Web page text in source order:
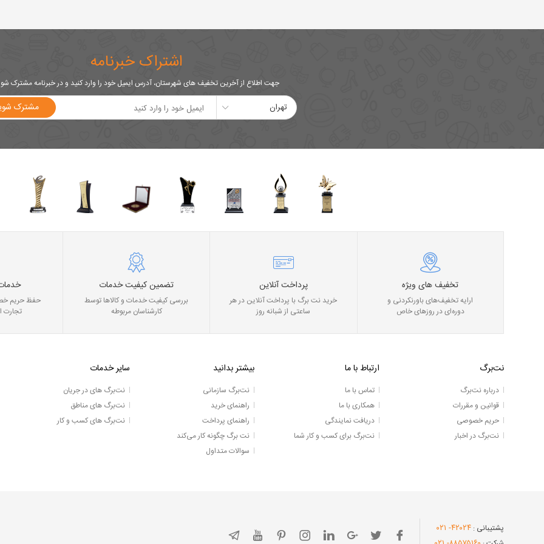
اشتراک خبرنامه
جهت اطلاع از آخرین تخفیف های شهرستان، آدرس ایمیل خود را وارد کنید و در خبرنامه مشترک
تهران مشترک
تخفیف های ویژه
ارایه تخفیف‌های باورنکردنی و
دوره‌ای در روز‌های خاص
پرداخت آنلاین
خرید نت برگ با پرداخت آنلاین در هر
ساعتی از شبانه روز
تضمین کیفیت خدمات
بررسی کیفیت خدمات و کالاها توسط
کارشناسان مربوطه
حفظ حریم
تجارت
نت‌برگ
درباره نت‌برگ
قوانین و مقررات
حریم خصوصی
نت‌برگ در اخبار
ارتباط با ما
تماس با ما
همکاری با ما
دریافت نمایندگی
نت‌برگ برای کسب و کار شما
بیشتر بدانید
نت‌برگ سازمانی
راهنمای خرید
راهنمای پرداخت
نت برگ چگونه کار می‌کند
سوالات متداول
سایر خدمات
نت‌برگ های در جریان
نت‌برگ های مناطق
نت‌برگ های کسب و کار
پشتیبانی : ۴۲۰۲۴- ۰۲۱